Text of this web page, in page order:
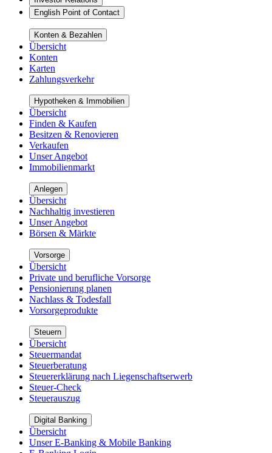
English Point of Contact
Konten & Bezahlen
Übersicht
Konten
Karten
Zahlungsverkehr
Hypotheken & Immobilien
Übersicht
Finden & Kaufen
Besitzen & Renovieren
Verkaufen
Unser Angebot
Immobilienmarkt
Anlegen
Übersicht
Nachhaltig investieren
Unser Angebot
Börsen & Märkte
Vorsorge
Übersicht
Private und berufliche Vorsorge
Pensionierung planen
Nachlass & Todesfall
Vorsorgeprodukte
Steuern
Übersicht
Steuermandat
Steuerberatung
Steuererklärung nach Liegenschaftserwerb
Steuer-Check
Steuerauszug
Digital Banking
Übersicht
Unser E-Banking & Mobile Banking